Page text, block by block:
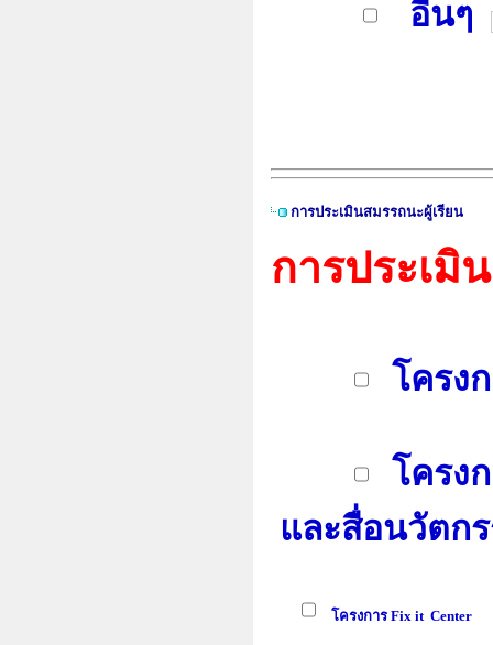
อื่นๆ
การประเมินสมรรถนะผู้เรียน
การประเมิ
โครง
โครง
และสื่อนวัตก
โครงการ Fix it Center